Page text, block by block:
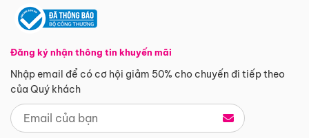
Đăng ký nhận thông tin khuyến mãi
Nhập email để có cơ hội giảm 50% cho chuyến đi tiếp theo
của Quý khách